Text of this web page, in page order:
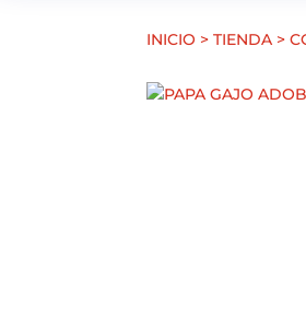
INICIO >TIENDA >